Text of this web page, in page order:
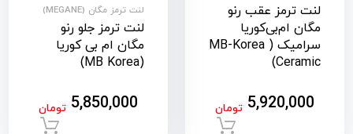
لنت ترمز عقب رنو
مگان ام‌بی‌کوریا
سرامیک ( MB-Korea
Ceramic)
5,920,000 تومان
لنت ترمز مگان (MEGANE)
لنت ترمز جلو رنو
مگان ام بی کوریا
(MB Korea)
5,850,000 تومان